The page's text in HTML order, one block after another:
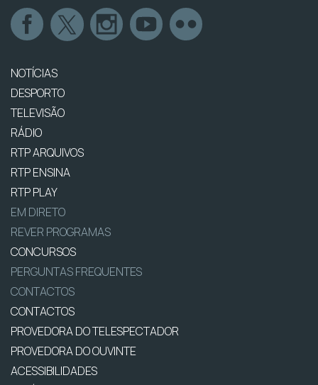
NOTÍCIAS
DESPORTO
TELEVISÃO
RÁDIO
RTP ARQUIVOS
RTP ENSINA
RTP PLAY
EM DIRETO
REVER PROGRAMAS
CONCURSOS
PERGUNTAS FREQUENTES
CONTACTOS
CONTACTOS
PROVEDORA DO TELESPECTADOR
PROVEDORA DO OUVINTE
ACESSIBILIDADES